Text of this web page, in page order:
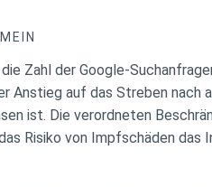
Zahl der Google-
Anstieg auf das Streben nach
ist. Die verordneten
Risiko von Impfschäden